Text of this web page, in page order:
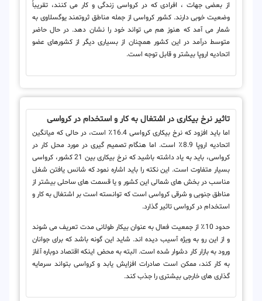
از بعضی جهات ، افرادی که در کرواسی زندگی و کار می کنند، تقریباً
وضعیت خوبی دارند. کشور کرواسی از جمله مناطق ثروتمند یوگسلاوی به
شمار می آمد که هنوز هم می تواند خود را نشان دهد. در حال حاضر
متوسط درآمد در این کشور همچنان از بسیاری دیگر از کشورهای عضو
اتحادیه اروپا بیشتر و قابل توجه است.
تاثیر نرخ بیکاری در اشتغال به کار و استخدام در کرواسی
اما باید افزود که نرخ بیکاری کرواسی 16.4٪ است، در حالی که میانگین
اتحادیه اروپا 8.9٪ است. اما هنگام تصمیم گیری در مورد محل کار در
کرواسی، باید به یاد داشته باشید که نرخ بیکاری بین 21 کشور، کرواسی
بسیار متفاوت است. این نکته را باید اشاره نمود که شانس یافتن شغل
مناسب در بخش های شمالی این کشور و یا قسمت های ساحلی بیشتر از
مناطق جنوبی و شرقی کرواسی است که توانسته است بر اشتغال به کار و
استخدام در کرواسی تاثیر گذارد.
حدود 10٪ از جمعیت فعال به عنوان بیکار طولانی مدت تعریف می شوند
و از این رو به ویژه آسیب دیده اند. شاید این گونه باشد که برای جوانان
ورود به بازار کار دشوار شده است. البته به محض اینکه اقتصاد دوباره آغاز
به کار کند، ممکن است صادرات افزایش یابد و کرواسی بتواند سرمایه
گذاری های خارجی بیشتری را جذب کند.